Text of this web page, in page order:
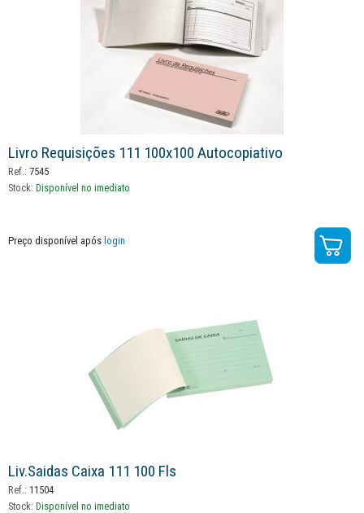
Livro Requisições 111 100x100 Autocopiativo
Ref.: 7545
Stock: Disponível no imediato
Preço disponível após login
Liv.saidas Caixa 111 100 Fls
Ref.: 11504
Stock: Disponível no imediato